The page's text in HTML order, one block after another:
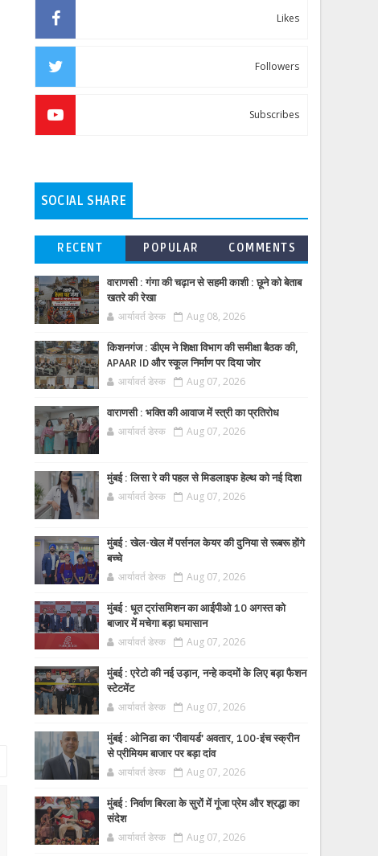
Likes
Followers
Subscribes
SOCIAL SHARE
RECENT POPULAR COMMENTS
वाराणसी : गंगा की चढ़ान से सहमी काशी : छूने को बेताब
खतरे की रेखा
आर्यावर्त डेस्क Aug 08, 2026
किशनगंज : डीएम ने शिक्षा विभाग की समीक्षा बैठक की,
APAAR ID और स्कूल निर्माण पर दिया जोर
आर्यावर्त डेस्क Aug 07, 2026
वाराणसी : भक्ति की आवाज में स्त्री का प्रतिरोध
आर्यावर्त डेस्क Aug 07, 2026
मुंबई : लिसा रे की पहल से मिडलाइफ हेल्थ को नई दिशा
आर्यावर्त डेस्क Aug 07, 2026
मुंबई : खेल-खेल में पर्सनल केयर की दुनिया से रूबरू होंगे
बच्चे
आर्यावर्त डेस्क Aug 07, 2026
मुंबई : धूत ट्रांसमिशन का आईपीओ 10 अगस्त को
बाजार में मचेगा बड़ा घमासान
आर्यावर्त डेस्क Aug 07, 2026
मुंबई : एरेटो की नई उड़ान, नन्हे कदमों के लिए बड़ा फैशन
स्टेटमेंट
आर्यावर्त डेस्क Aug 07, 2026
मुंबई : ओनिडा का 'रीवायर्ड’ अवतार, 100-इंच स्क्रीन
से प्रीमियम बाजार पर बड़ा दांव
आर्यावर्त डेस्क Aug 07, 2026
मुंबई : निर्वाण बिरला के सुरों में गूंजा प्रेम और श्रद्धा का
संदेश
आर्यावर्त डेस्क Aug 07, 2026